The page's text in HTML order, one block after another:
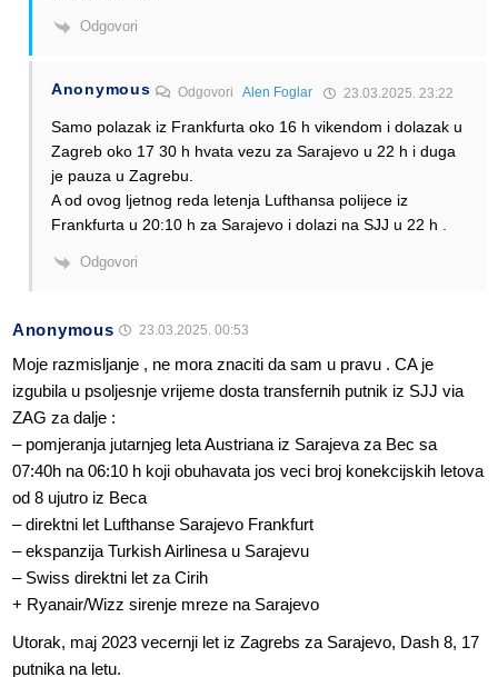
Odgovori
Anonymous OdgovoriAlen Foglar 23.03.2025. 23:22
Samo polazak iz Frankfurta oko 16 h vikendom i dolazak u
Zagreb oko 17 30 h hvata vezu za Sarajevo u 22 h i duga
je pauza u Zagrebu.
A od ovog ljetnog reda letenja Lufthansa polijece iz
Frankfurta u 20:10 h za Sarajevo i dolazi na SJJ u 22 h .
Odgovori
Anonymous 23.03.2025. 00:53
Moje razmisljanje , ne mora znaciti da sam u pravu . CA je
izgubila u psoljesnje vrijeme dosta transfernih putnik iz SJJ via
ZAG za dalje :
– pomjeranja jutarnjeg leta Austriana iz Sarajeva za Bec sa
07:40h na 06:10 h koji obuhavata jos veci broj konekcijskih letova
od 8 ujutro iz Beca
– direktni let Lufthanse Sarajevo Frankfurt
– ekspanzija Turkish Airlinesa u Sarajevu
– Swiss direktni let za Cirih
+ Ryanair/Wizz sirenje mreze na Sarajevo
Utorak, maj 2023 vecernji let iz Zagrebs za Sarajevo, Dash 8, 17
putnika na letu.